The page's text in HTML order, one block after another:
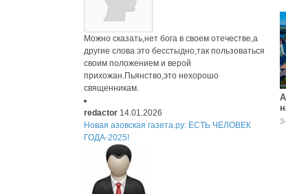
Можно сказать,нет бога в своем отечестве,а
другие слова это бесстыдно,так пользоваться
своим положением и верой
прихожан.Пьянство,это нехорошо
священникам.
redactor 14.01.2026
Новая азовская газета.ру: ЕСТЬ ЧЕЛОВЕК
ГОДА-2025!